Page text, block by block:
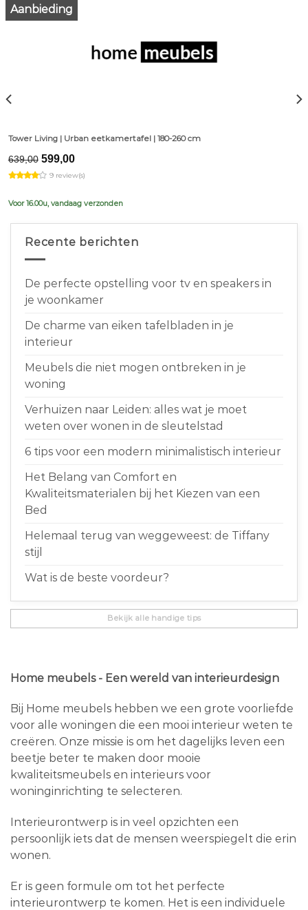
Aanbieding
Tower Living | Urban eetkamertafel | 180-260 cm
639,00 Original
price
was:
599,00Current
is:
9 review(s)
Voor 16.00u, vandaag verzonden
Recente berichten
De perfecte opstelling voor tv en speakers in
je woonkamer
De charme van eiken tafelbladen in je
interieur
Meubels die niet mogen ontbreken in je
woning
Verhuizen naar Leiden: alles wat je moet
weten over wonen in de sleutelstad
6 tips voor een modern minimalistisch interieur
Het Belang van Comfort en
Kwaliteitsmaterialen bij het Kiezen van een
Bed
Helemaal terug van weggeweest: de Tiffany
stijl
Wat is de beste voordeur?
Bekijk alle handige tips
Home meubels - Een wereld van interieurdesign
Bij Home meubels hebben we een grote voorliefde
voor alle woningen die een mooi interieur weten te
creëren. Onze missie is om het dagelijks leven een
beetje beter te maken door mooie
kwaliteitsmeubels en interieurs voor
woninginrichting te selecteren.
Interieurontwerp is in veel opzichten een
persoonlijk iets dat de mensen weerspiegelt die erin
wonen.
Er is geen formule om tot het perfecte
interieurontwerp te komen. Het is een individuele